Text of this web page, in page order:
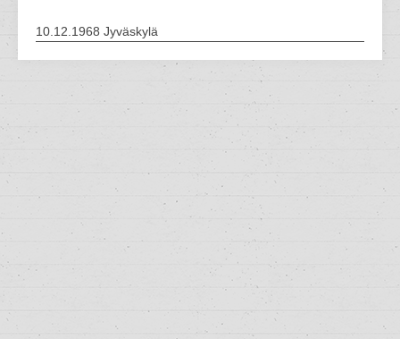
10.12.1968 Jyväskylä